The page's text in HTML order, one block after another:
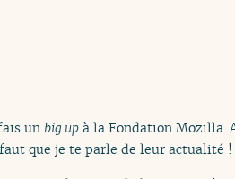
un big up à la Fondation Mozilla.
que je te parle de leur actualité !